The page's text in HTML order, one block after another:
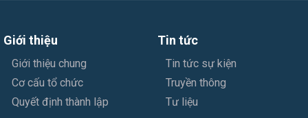
Giới thiệu
Giới thiệu chung
Cơ cấu tổ chức
Quyết định thành lập
Tin tức
Tin tức sự kiện
Truyền thông
Tư liệu